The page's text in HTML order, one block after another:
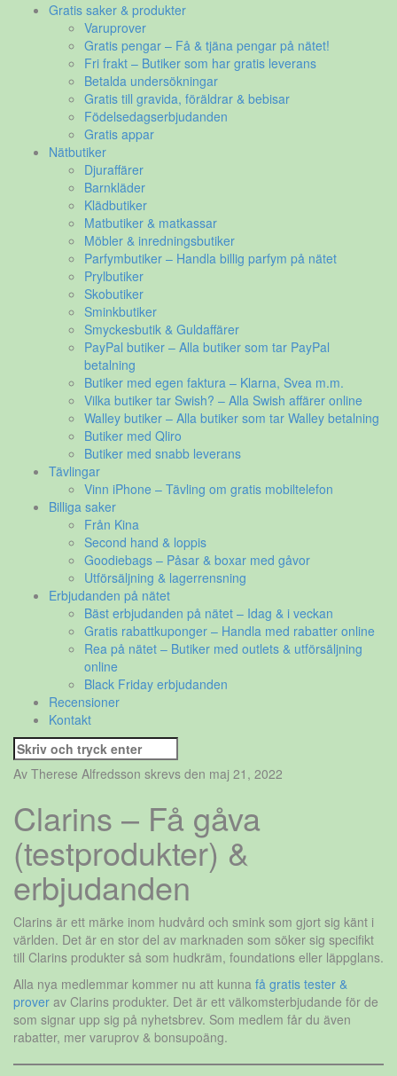
Gratis saker & produkter
Varuprover
Gratis pengar – Få & tjäna pengar på nätet!
Fri frakt – Butiker som har gratis leverans
Betalda undersökningar
Gratis till gravida, föräldrar & bebisar
Födelsedagserbjudanden
Gratis appar
Nätbutiker
Djuraffärer
Barnkläder
Klädbutiker
Matbutiker & matkassar
Möbler & inredningsbutiker
Parfymbutiker – Handla billig parfym på nätet
Prylbutiker
Skobutiker
Sminkbutiker
Smyckesbutik & Guldaffärer
PayPal butiker – Alla butiker som tar PayPal
betalning
Butiker med egen faktura – Klarna, Svea m.m.
Vilka butiker tar Swish? – Alla Swish affärer online
Walley butiker – Alla butiker som tar Walley betalning
Butiker med Qliro
Butiker med snabb leverans
Tävlingar
Vinn iPhone – Tävling om gratis mobiltelefon
Billiga saker
Från Kina
Second hand & loppis
Goodiebags – Påsar & boxar med gåvor
Utförsäljning & lagerrensning
Erbjudanden på nätet
Bäst erbjudanden på nätet – Idag & i veckan
Gratis rabattkuponger – Handla med rabatter online
Rea på nätet – Butiker med outlets & utförsäljning
online
Black Friday erbjudanden
Recensioner
Kontakt
Sök
efter:
Av Therese Alfredsson skrevs den maj 21, 2022
Clarins – Få gåva
(testprodukter) &
erbjudanden
Clarins är ett märke inom hudvård och smink som gjort sig känt i
världen. Det är en stor del av marknaden som söker sig specifikt
till Clarins produkter så som hudkräm, foundations eller läppglans.
Alla nya medlemmar kommer nu att kunna få gratis tester &
prover av Clarins produkter. Det är ett välkomsterbjudande för de
som signar upp sig på nyhetsbrev. Som medlem får du även
rabatter, mer varuprov & bonsupoäng.